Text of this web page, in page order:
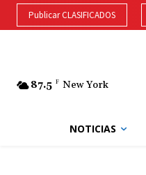
Publicar CLASIFICADOS
87.5 F New York
NOTICIAS